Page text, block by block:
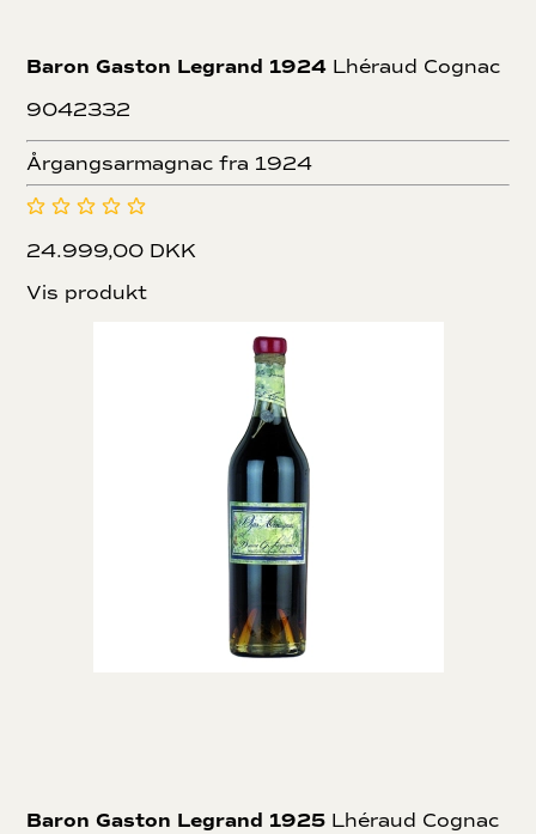
Baron Gaston Legrand 1924 Lhéraud Cognac
9042332
Årgangsarmagnac fra 1924
24.999,00 DKK
Vis produkt
Baron Gaston Legrand 1925 Lhéraud Cognac